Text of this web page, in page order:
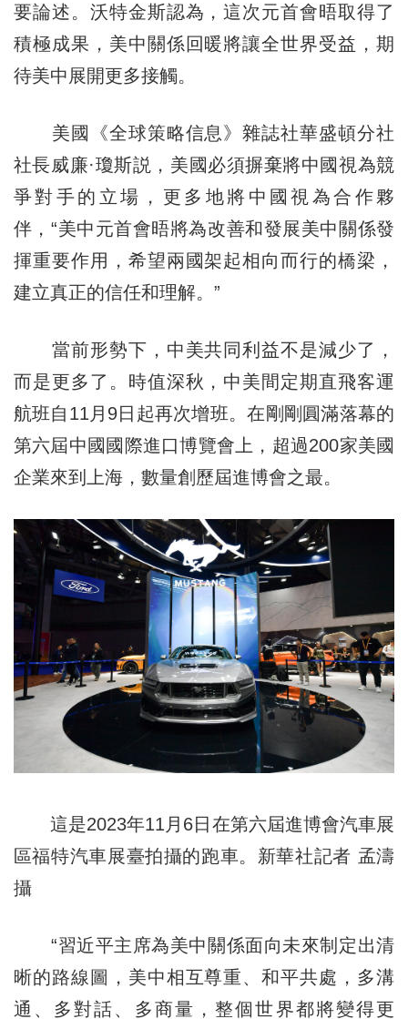
要論述。沃特金斯認為，這次元首會晤取得了
積極成果，美中關係回暖將讓全世界受益，期
待美中展開更多接觸。
美國《全球策略信息》雜誌社華盛頓分社
社長威廉·瓊斯説，美國必須摒棄將中國視為競
爭對手的立場，更多地將中國視為合作夥
伴，“美中元首會晤將為改善和發展美中關係發
揮重要作用，希望兩國架起相向而行的橋梁，
建立真正的信任和理解。”
當前形勢下，中美共同利益不是減少了，
而是更多了。時值深秋，中美間定期直飛客運
航班自11月9日起再次增班。在剛剛圓滿落幕的
第六屆中國國際進口博覽會上，超過200家美國
企業來到上海，數量創歷屆進博會之最。
這是2023年11月6日在第六屆進博會汽車展
區福特汽車展臺拍攝的跑車。新華社記者 孟濤
攝
“習近平主席為美中關係面向未來制定出清
晰的路線圖，美中相互尊重、和平共處，多溝
通、多對話、多商量，整個世界都將變得更